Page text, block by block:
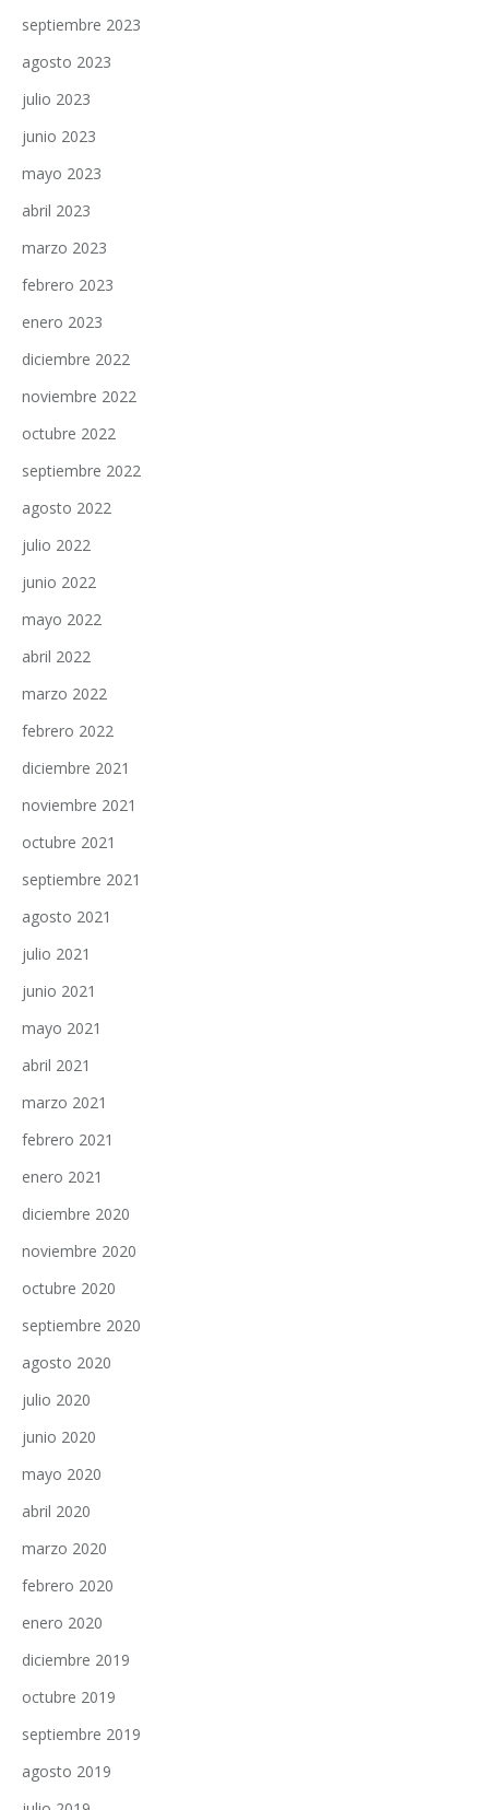
septiembre 2023
agosto 2023
julio 2023
junio 2023
mayo 2023
abril 2023
marzo 2023
febrero 2023
enero 2023
diciembre 2022
noviembre 2022
octubre 2022
septiembre 2022
agosto 2022
julio 2022
junio 2022
mayo 2022
abril 2022
marzo 2022
febrero 2022
diciembre 2021
noviembre 2021
octubre 2021
septiembre 2021
agosto 2021
julio 2021
junio 2021
mayo 2021
abril 2021
marzo 2021
febrero 2021
enero 2021
diciembre 2020
noviembre 2020
octubre 2020
septiembre 2020
agosto 2020
julio 2020
junio 2020
mayo 2020
abril 2020
marzo 2020
febrero 2020
enero 2020
diciembre 2019
octubre 2019
septiembre 2019
agosto 2019